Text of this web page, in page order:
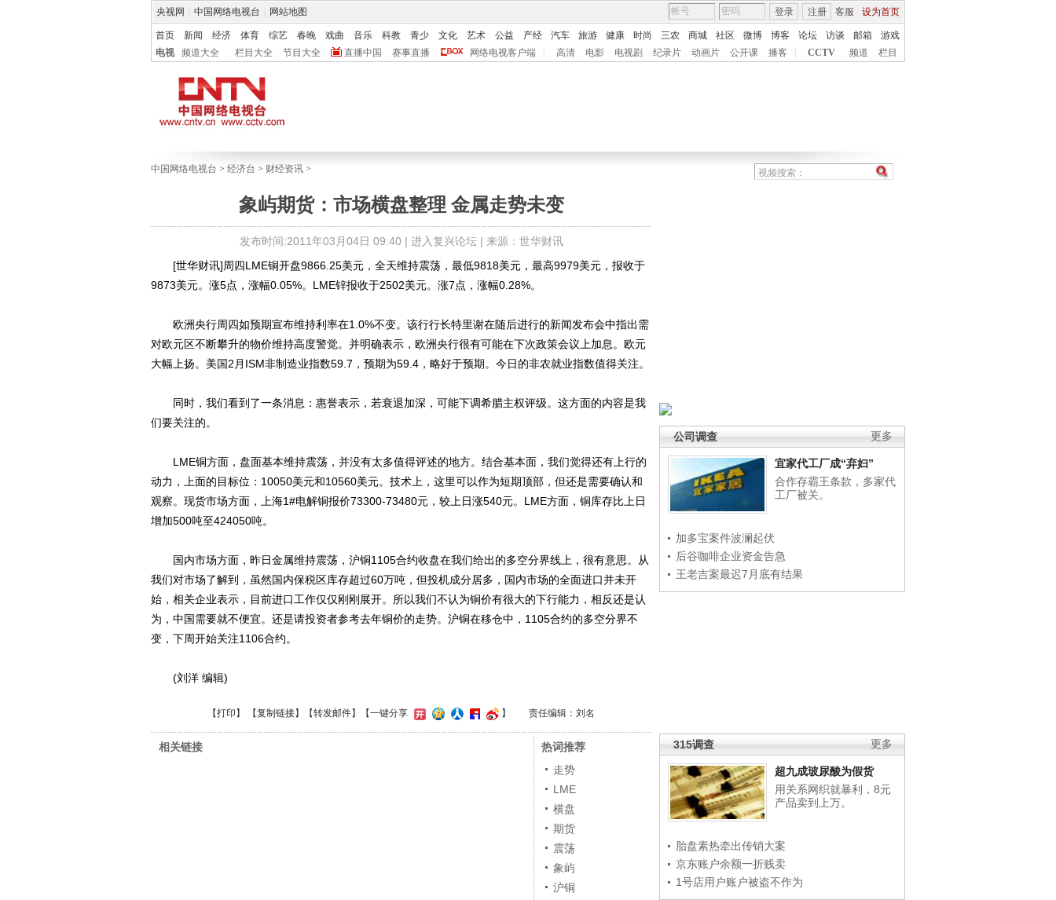
央视网 中国网络电视台 网站地图 客服 设为首页
登录 注册
首页 新闻 经济 体育 综艺 春晚 戏曲 音乐 科教 青少 文化 艺术 公益 产经 汽车 旅游 健康 时尚 三农 商城 社区 微博 博客 论坛 访谈 邮箱
游戏
电视
频道大全 栏目大全 节目大全 直播中国 赛事直播 网络电视客户端 高清 电影 电视剧 纪录片 动画片 公开课 播客 CCTV 频道 栏目
中国网络电视台 > 经济台 > 财经资讯 >
象屿期货：市场横盘整理 金属走势未变
发布时间:2011年03月04日 09:40 | 进入复兴论坛| 来源：世华财讯
更多
公司调查
宜家代工厂成“弃妇”
合作存霸王条款，多家代
工厂被关。
加多宝案件波澜起伏
后谷咖啡企业资金告急
王老吉案最迟7月底有结果
更多
315调查
超九成玻尿酸为假货
用关系网织就暴利，8元
产品卖到上万。
胎盘素热牵出传销大案
京东账户余额一折贱卖
1号店用户账户被盗不作为
[世华财讯]周四LME铜开盘9866.25美元，全天维持震荡，最低9818美元，最高9979美元，报收于
9873美元。涨5点，涨幅0.05%。LME锌报收于2502美元。涨7点，涨幅0.28%。
欧洲央行周四如预期宣布维持利率在1.0%不变。该行行长特里谢在随后进行的新闻发布会中指出需
对欧元区不断攀升的物价维持高度警觉。并明确表示，欧洲央行很有可能在下次政策会议上加息。欧元
大幅上扬。美国2月ISM非制造业指数59.7，预期为59.4，略好于预期。今日的非农就业指数值得关注。
同时，我们看到了一条消息：惠誉表示，若衰退加深，可能下调希腊主权评级。这方面的内容是我
们要关注的。
LME铜方面，盘面基本维持震荡，并没有太多值得评述的地方。结合基本面，我们觉得还有上行的
动力，上面的目标位：10050美元和10560美元。技术上，这里可以作为短期顶部，但还是需要确认和
观察。现货市场方面，上海1#电解铜报价73300-73480元，较上日涨540元。LME方面，铜库存比上日
增加500吨至424050吨。
国内市场方面，昨日金属维持震荡，沪铜1105合约收盘在我们给出的多空分界线上，很有意思。从
我们对市场了解到，虽然国内保税区库存超过60万吨，但投机成分居多，国内市场的全面进口并未开
始，相关企业表示，目前进口工作仅仅刚刚展开。所以我们不认为铜价有很大的下行能力，相反还是认
为，中国需要就不便宜。还是请投资者参考去年铜价的走势。沪铜在移仓中，1105合约的多空分界不
变，下周开始关注1106合约。
(刘洋 编辑)
【打印 】 【复制链接】【转发邮件】 【一键分享 】 责任编辑：刘名
相关链接
热词推荐
走势
LME
横盘
期货
震荡
象屿
沪铜